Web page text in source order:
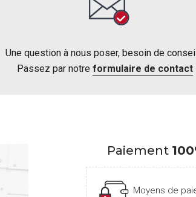
Une question à nous poser, besoin de
Passez par notre formulaire de contact
Paiement
Moyens de